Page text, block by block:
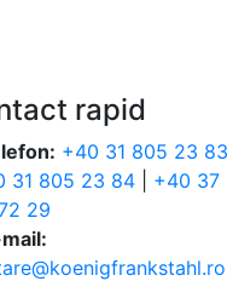
rapid
+40 31 805 23 83
31 805 23 84
+40 37
29